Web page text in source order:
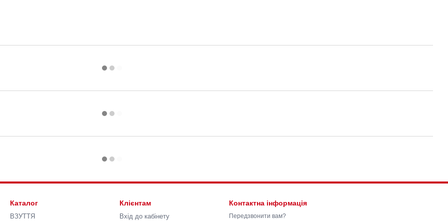
Каталог
ВЗУТТЯ
Клієнтам
Вхід до кабінету
Контактна інформація
Передзвонити вам?